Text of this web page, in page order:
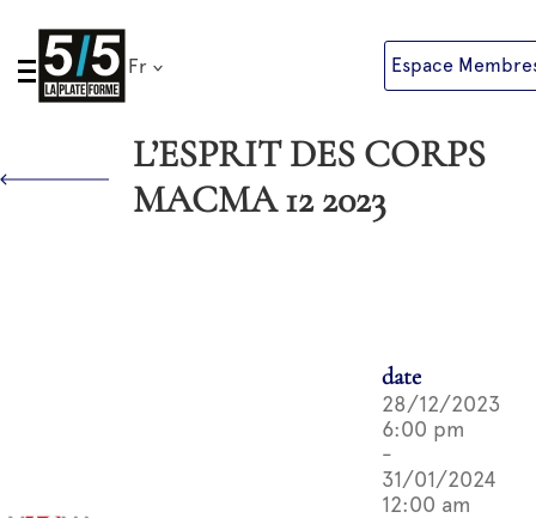
Skip
content
Fr Espace
L’ESPRIT DES CORPS
MACMA 12 2023
date
28/12/2023
6:00 pm
-
31/01/2024
12:00 am